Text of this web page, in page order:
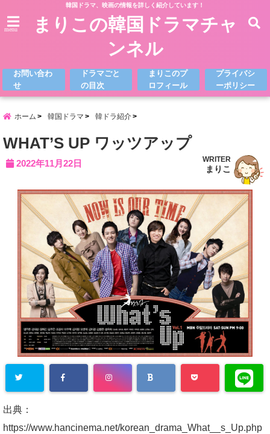
韓国ドラマ、映画の情報を詳しく紹介しています！
menu
まりこの韓国ドラマチャ
ンネル
お問い合わ
せ
ドラマごと
の目次
まりこのプ
ロフィール
プライバシ
ーポリシー
ホーム 韓国ドラマ 韓ドラ紹介
WHAT’S UP ワッツアップ
2022年11月22日 WRITER
まりこ
出典：
https://www.hancinema.net/korean_drama_What__s_Up.php